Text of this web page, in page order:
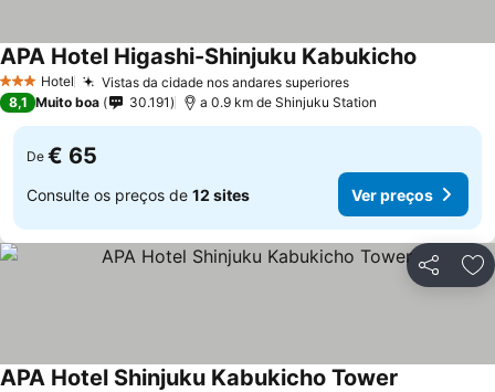
3 EstrelasHotel Vistas da cidade nos andares superioresVer preços
APA Hotel Higashi-Shinjuku Kabukicho
8,1 Muito boa 30.191 a 0.9 km de Shinjuku Station
De € 65
Consulte os preços de 12 sites Ver preços
Partilhar
APA Hotel Shinjuku Kabukicho Tower